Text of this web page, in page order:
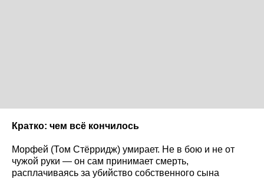
Кратко: чем всё кончилось
Морфей (Том Стёрридж) умирает. Не в бою и не от
чужой руки — он сам принимает смерть,
расплачиваясь за убийство собственного сына